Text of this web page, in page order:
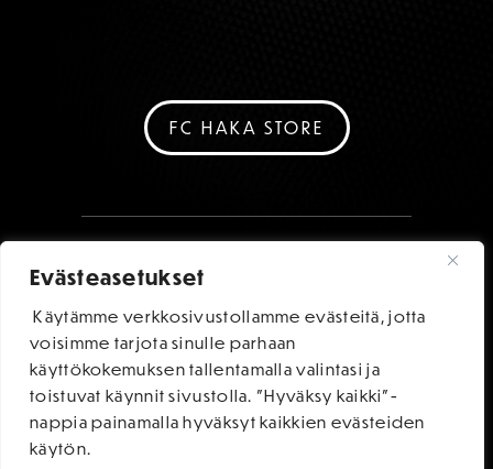
Evästeasetukset
Käytämme verkkosivustollamme evästeitä, jotta
voisimme tarjota sinulle parhaan
käyttökokemuksen tallentamalla valintasi ja
toistuvat käynnit sivustolla. "Hyväksy kaikki"-
nappia painamalla hyväksyt kaikkien evästeiden
käytön.
FC HAKA STORE